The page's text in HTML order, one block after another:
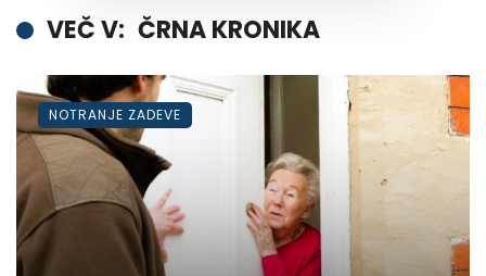
VEČ V: ČRNA KRONIKA
NOTRANJE ZADEVE